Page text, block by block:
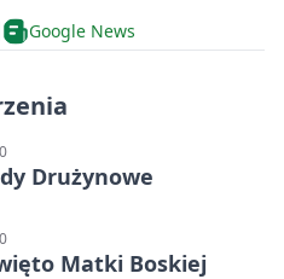
Google News
Drużynowe
Matki Boskiej